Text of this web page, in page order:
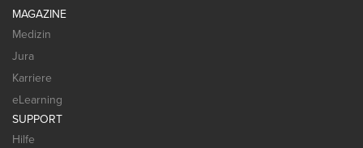
MAGAZINE
Medizin
Jura
Karriere
eLearning
SUPPORT
Hilfe